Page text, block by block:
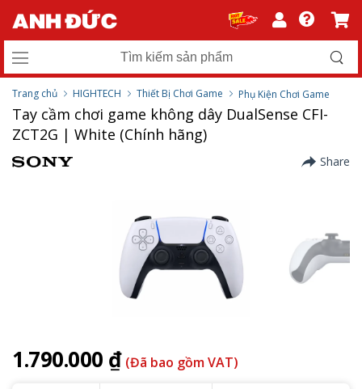
Trang chủ HIGHTECH Thiết Bị Chơi Game Phụ Kiện Chơi Game
Tay cầm chơi game không dây DualSense CFI-
ZCT2G | White (Chính hãng)
Share
1.790.000 ₫ (Đã bao gồm VAT)